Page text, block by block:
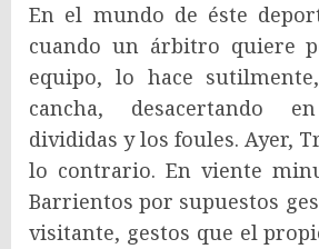
En el mundo de éste
cuando un árbitro quiere
equipo, lo hace
cancha, desacertando
divididas y los foules. Ayer,
lo contrario. En viente
Barrientos por supuestos
visitante, gestos que el